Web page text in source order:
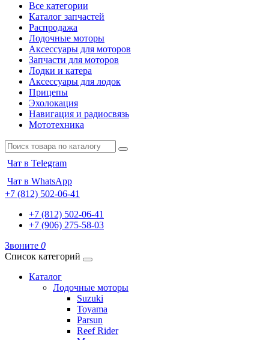
Все категории
Каталог запчастей
Распродажа
Лодочные моторы
Аксессуары для моторов
Запчасти для моторов
Лодки и катера
Аксессуары для лодок
Прицепы
Эхолокация
Навигация и радиосвязь
Мототехника
Чат в Telegram
Чат в WhatsApp
+7 (812) 502-06-41
+7 (812) 502-06-41
+7 (906) 275-58-03
Звоните 0
Список категорий
Каталог
Лодочные моторы
Suzuki
Toyama
Parsun
Reef Rider